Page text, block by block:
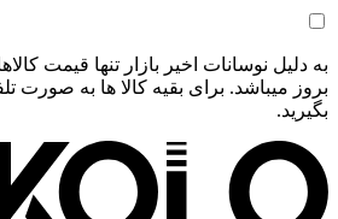
به دلیل نوسانات اخیر بازار تنها قیمت
بروز میباشد. برای بقیه کالا ها به صورت
بگیرید.